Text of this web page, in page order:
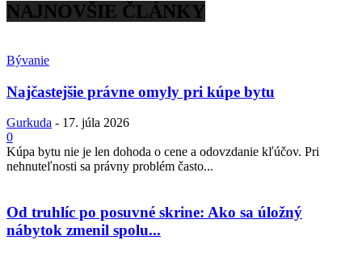
NAJNOVŠIE ČLÁNKY
Bývanie
Najčastejšie právne omyly pri kúpe bytu
Gurkuda - 17. júla 2026
0
Kúpa bytu nie je len dohoda o cene a odovzdanie kľúčov. Pri
nehnuteľnosti sa právny problém často...
Od truhlíc po posuvné skrine: Ako sa úložný
nábytok zmenil spolu...